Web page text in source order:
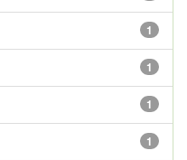
1
1
1
1